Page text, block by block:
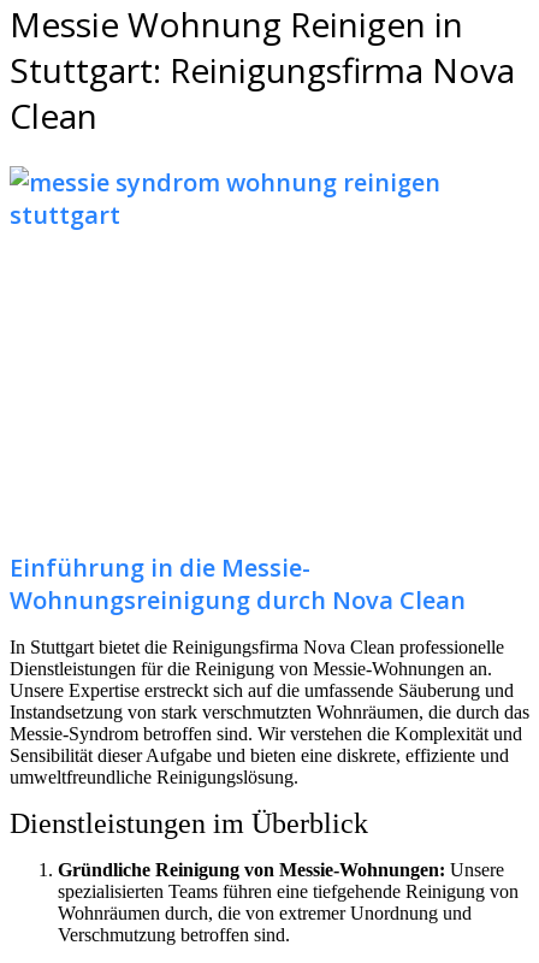
Messie Wohnung Reinigen in
Stuttgart: Reinigungsfirma Nova
Clean
Einführung in die Messie-
Wohnungsreinigung durch Nova Clean
In Stuttgart bietet die Reinigungsfirma Nova Clean professionelle
Dienstleistungen für die Reinigung von Messie-Wohnungen an.
Unsere Expertise erstreckt sich auf die umfassende Säuberung und
Instandsetzung von stark verschmutzten Wohnräumen, die durch das
Messie-Syndrom betroffen sind. Wir verstehen die Komplexität und
Sensibilität dieser Aufgabe und bieten eine diskrete, effiziente und
umweltfreundliche Reinigungslösung.
Dienstleistungen im Überblick
Gründliche Reinigung von Messie-Wohnungen: Unsere
spezialisierten Teams führen eine tiefgehende Reinigung von
Wohnräumen durch, die von extremer Unordnung und
Verschmutzung betroffen sind.